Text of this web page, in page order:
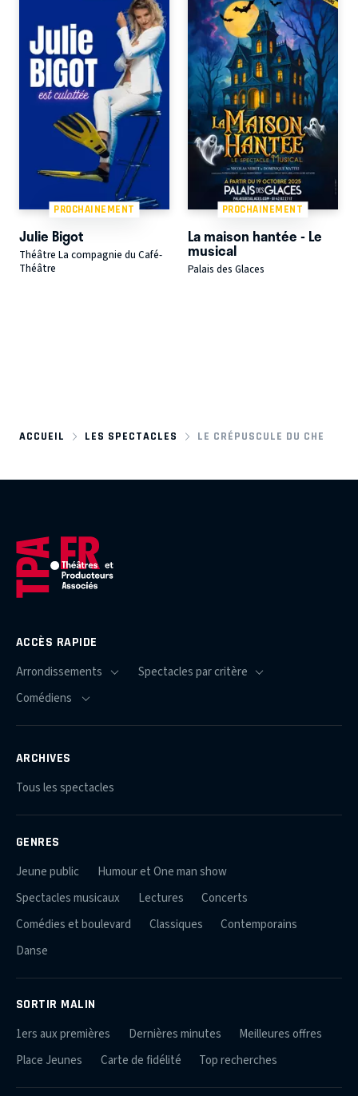
PROCHAINEMENT
Julie Bigot
Théâtre La compagnie du Café-
Théâtre
PROCHAINEMENT
La maison hantée - Le
musical
Palais des Glaces
ACCUEIL LES SPECTACLES LE CRÉPUSCULE DU CHE
ACCÈS RAPIDE
ARCHIVES
Tous les spectacles
GENRES
Jeune public
Humour et One man show
Spectacles musicaux
Lectures
Concerts
Comédies et boulevard
Classiques
Contemporains
Danse
SORTIR MALIN
1ers aux premières Dernières minutes
Meilleures offres
Place Jeunes
Carte de fidélité Top recherches